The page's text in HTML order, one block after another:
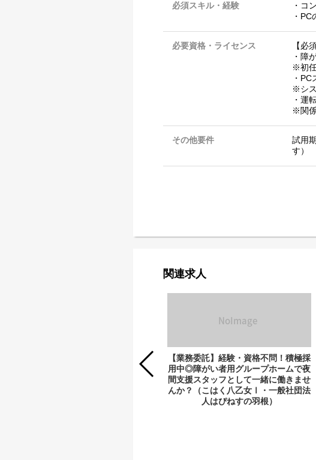
必須スキル・経験
・コ
・
必要資格・ライセンス
【必
・障
※初
・PC
※シ
・運
※関
その他要件
試用
す）
関連求人
【業務委託】経験・資格不問！積極採
用中◎障がい者用グループホームで夜
間支援スタッフとして一緒に働きませ
んか？（こはく八乙女Ⅰ・一般社団法
人はぴねすの羽根）